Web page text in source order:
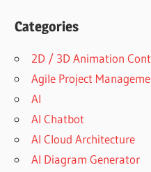
Categories
2D / 3D Animation
Agile Project
AI
AI Chatbot
AI Cloud Architecture
AI Diagram Generator